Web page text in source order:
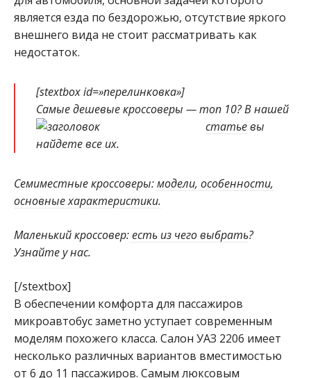
является езда по бездорожью, отсутствие яркого
внешнего вида не стоит рассматривать как
недостаток.
[stextbox id=»перелинковка»]
Самые дешевые кроссоверы — топ 10? В нашей
статьевы
найдете все их.
Семиместные кроссоверы:модели, особенности,
основные характеристики.
Маленький кроссовер:есть из чего выбрать?
Узнайте у нас.
[/stextbox]
В обеспечении комфорта для пассажиров
микроавтобус заметно уступает современным
моделям похожего класса. Салон УАЗ 2206 имеет
несколько различных вариантов вместимостью
от 6 до 11 пассажиров. Самым люксовым